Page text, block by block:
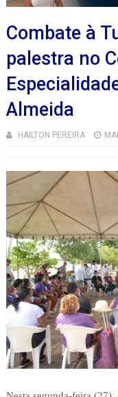
Combate à
palestra no
Almeida
HAILTON PEREIRA